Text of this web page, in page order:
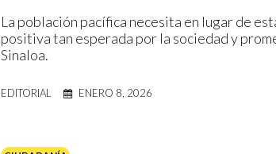
La población pacífica necesita en lugar de
positiva tan esperada por la sociedad y
Sinaloa.
EDITORIAL ENERO 8, 2026